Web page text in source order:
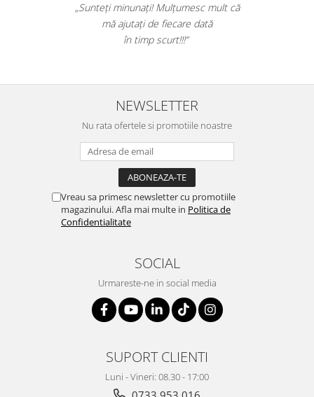
Accesorii localizare (FindMy)
Cartuse, tonere, consumabile PC
Suporturi si huse telefoane &
Periferice PC si accesorii
Tehnica si mobilier pentru birou
Ghilotine și Trimmere
Calculatoare de birou
Cosuri de gunoi pentru birou
Scaune, birouri si produse
„Sunteți minunați! Mulțumesc mult că
mă ajutați de fiecare dată
în timp scurt!!!”
NEWSLETTER
Nu rata ofertele si promotiile noastre
Vreau sa primesc newsletter cu promotiile
magazinului. Afla mai multe in Politica de
Confidentialitate
SOCIAL
Urmareste-ne in social media
SUPORT CLIENTI
Luni - Vineri: 08.30 - 17:00